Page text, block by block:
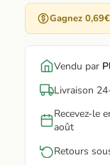
Gagnez
Vendu par
Livraison
Recevez-le
août
Retours